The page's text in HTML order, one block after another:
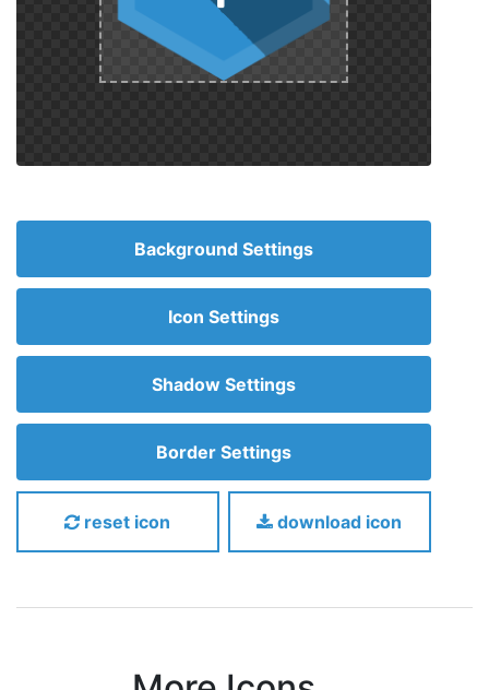
Background Settings
Icon Settings
Shadow Settings
Border Settings
reset icon download icon